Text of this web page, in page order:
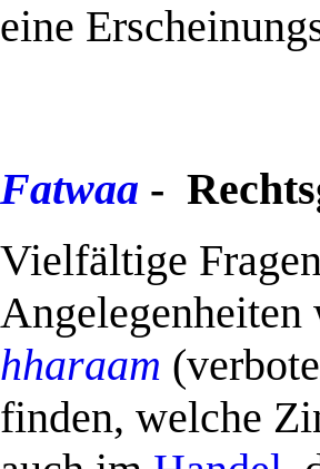
eine
Fatwaa -
Vielfältige
Angelegenheiten
hharaam
finden, welche